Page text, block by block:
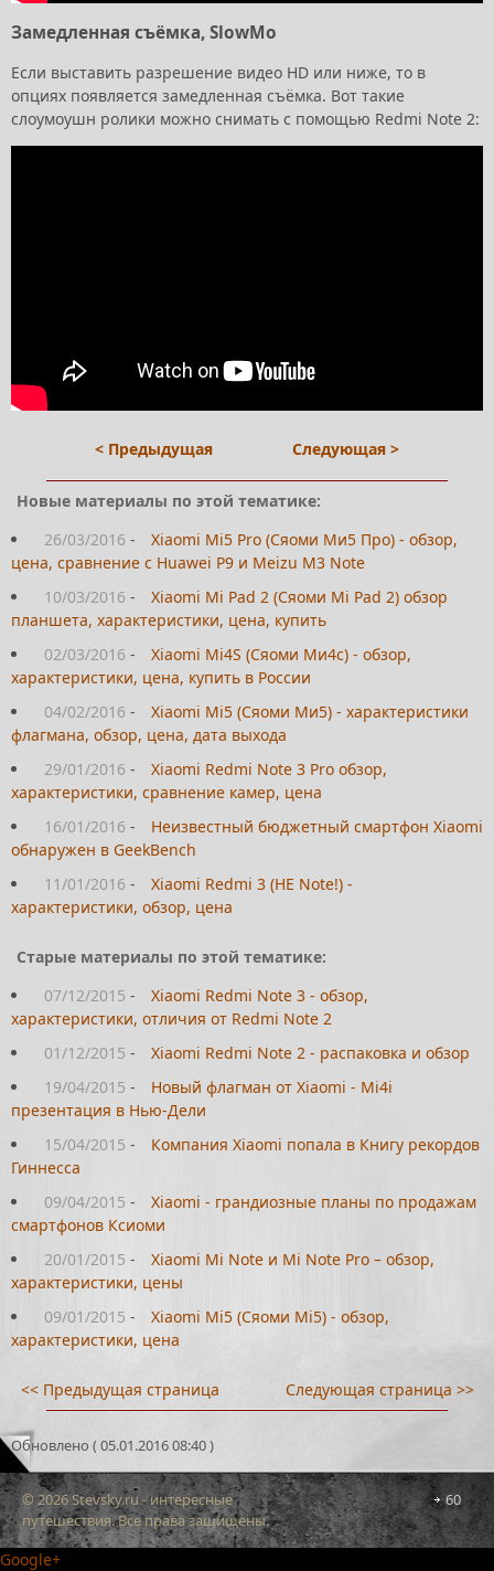
Замедленная съёмка, SlowMo
Если выставить разрешение видео HD или ниже, то в
опциях появляется замедленная съёмка. Вот такие
слоумоушн ролики можно снимать с помощью Redmi Note 2:
< Предыдущая Следующая >
Новые материалы по этой тематике:
26/03/2016 -
Xiaomi Mi5 Pro (Сяоми Ми5 Про) - обзор,
цена, сравнение с Huawei P9 и Meizu M3 Note
10/03/2016 -
Xiaomi Mi Pad 2 (Сяоми Mi Pad 2) обзор
планшета, характеристики, цена, купить
02/03/2016 -
Xiaomi Mi4S (Сяоми Ми4с) - обзор,
характеристики, цена, купить в России
04/02/2016 -
Xiaomi Mi5 (Сяоми Ми5) - характеристики
флагмана, обзор, цена, дата выхода
29/01/2016 -
Xiaomi Redmi Note 3 Pro обзор,
характеристики, сравнение камер, цена
16/01/2016 -
Неизвестный бюджетный смартфон Xiaomi
обнаружен в GeekBench
11/01/2016 -
Xiaomi Redmi 3 (НЕ Note!) -
характеристики, обзор, цена
Старые материалы по этой тематике:
07/12/2015 -
Xiaomi Redmi Note 3 - обзор,
характеристики, отличия от Redmi Note 2
01/12/2015 -
Xiaomi Redmi Note 2 - распаковка и обзор
19/04/2015 -
Новый флагман от Xiaomi - Mi4i
презентация в Нью-Дели
15/04/2015 -
Компания Xiaomi попала в Книгу рекордов
Гиннесса
09/04/2015 -
Xiaomi - грандиозные планы по продажам
смартфонов Ксиоми
20/01/2015 -
Xiaomi Mi Note и Mi Note Pro – обзор,
характеристики, цены
09/01/2015 -
Xiaomi Mi5 (Сяоми Mi5) - обзор,
характеристики, цена
<< Предыдущая страница Следующая страница >>
Обновлено ( 05.01.2016 08:40 )
60
© 2026 Stevsky.ru - интересные
путешествия. Все права защищены.
Google+